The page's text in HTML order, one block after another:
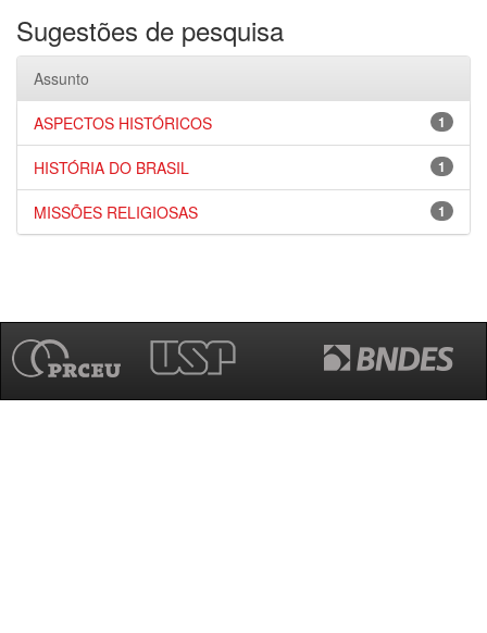
Sugestões de pesquisa
Assunto
1
ASPECTOS HISTÓRICOS
1
HISTÓRIA DO BRASIL
1
MISSÕES RELIGIOSAS